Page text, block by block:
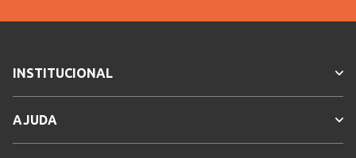
INSTITUCIONAL
AJUDA